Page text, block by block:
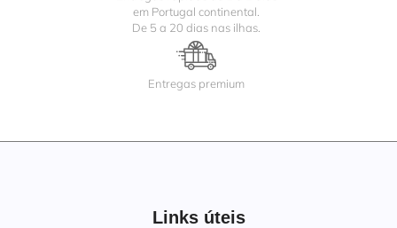
em Portugal continental.
De 5 a 20 dias nas ilhas.
Entregas premium
Links úteis